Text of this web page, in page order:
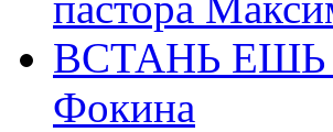
ВСТАНЬ ЕШЬ
Фокина